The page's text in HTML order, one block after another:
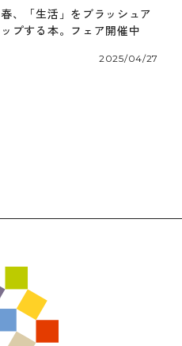
春、「生活」をブラッシュア
ップする本。フェア開催中
2025/04/27